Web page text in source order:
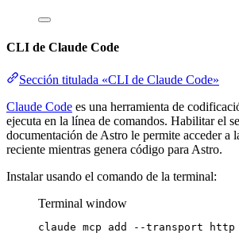
CLI de Claude Code
Sección titulada «CLI de Claude Code»
Claude Code es una herramienta de
ejecuta en la línea de comandos. Habilitar el
documentación de Astro le permite acceder a
reciente mientras genera código para Astro.
Instalar usando el comando de la terminal:
Terminal window
claude mcp add --transport http